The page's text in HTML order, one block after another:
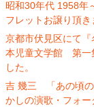
昭和30年代 1958年
フレットお譲り頂き
京都市伏見区にて
本児童文学館 第一
した。
吉 幾三 「あの頃
かしの演歌・フォー